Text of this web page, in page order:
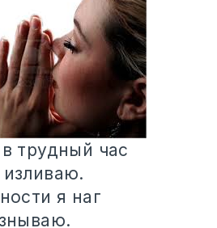
трудный час
я наг